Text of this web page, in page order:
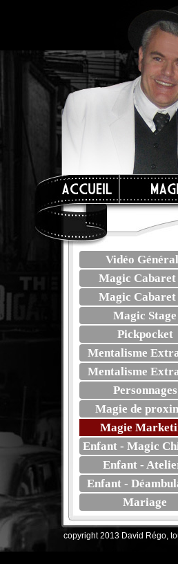
Vidéo
Magic Cabaret
Magic Cabaret
Magic Stage
Pickpocket
Mentalisme
Mentalisme
Personnages
Magie de
Magie
Enfant - Magic
Enfant -
Enfant -
Mariage
copyright 2013 David Régo,